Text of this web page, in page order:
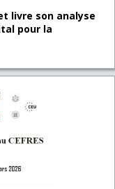
livre son analyse
pour la